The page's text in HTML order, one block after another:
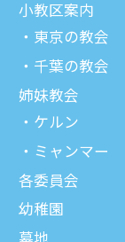
⼩教区案内
東京の教会
千葉の教会
姉妹教会
ケルン
ミャンマー
各委員会
幼稚園
墓地